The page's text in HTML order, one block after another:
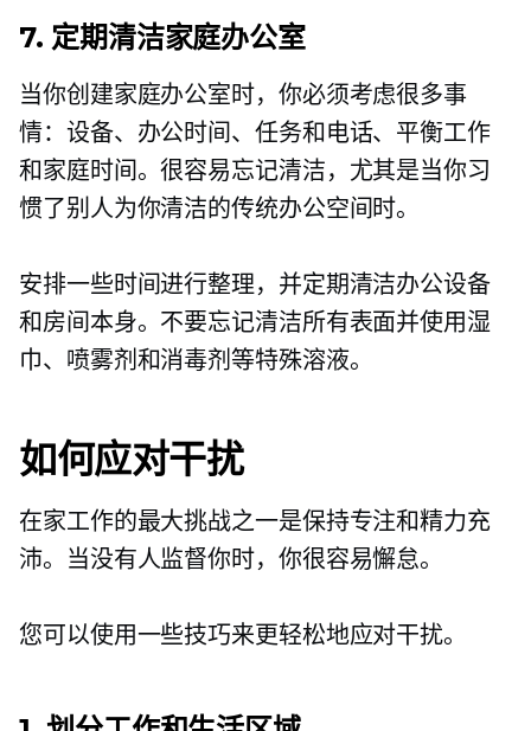
7. 定期清洁家庭办公室
当你创建家庭办公室时，你必须考虑很多事
情：设备、办公时间、任务和电话、平衡工作
和家庭时间。很容易忘记清洁，尤其是当你习
惯了别人为你清洁的传统办公空间时。
安排一些时间进行整理，并定期清洁办公设备
和房间本身。不要忘记清洁所有表面并使用湿
巾、喷雾剂和消毒剂等特殊溶液。
如何应对干扰
在家工作的最大挑战之一是保持专注和精力充
沛。当没有人监督你时，你很容易懈怠。
您可以使用一些技巧来更轻松地应对干扰。